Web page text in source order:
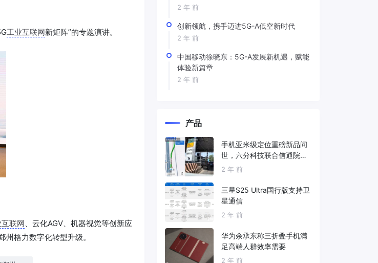
工业互联网新矩阵”的专题演讲。
联网 、云化AGV、机器视觉等创新应
格力数字化转型升级。
2 年 前
创新领航，携手迈进5G-A低空新时代
2 年 前
中国移动徐晓东：5G-A发展新机遇，赋能
体验新篇章
2 年 前
产品
手机亚米级定位重磅新品问
世，六分科技联合信通院发
布免费服务
2 年 前
三星S25 Ultra国行版支持卫
星通信
2 年 前
华为余承东称三折叠手机满
足高端人群效率需要
2 年 前